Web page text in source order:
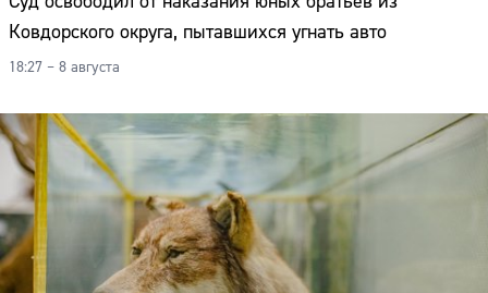
Ковдорского округа, пытавшихся угнать авто
18:27 – 8 августа